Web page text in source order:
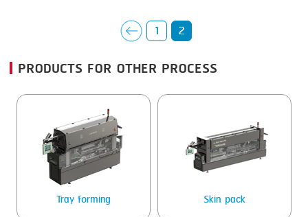
SMOKING
STEAMING
TRAY DENESTER
TRAY FORMING
TUMBLING
VACUUM PACKING
1 2
PRODUCTS FOR OTHER PROCESS
Tray forming Skin pack